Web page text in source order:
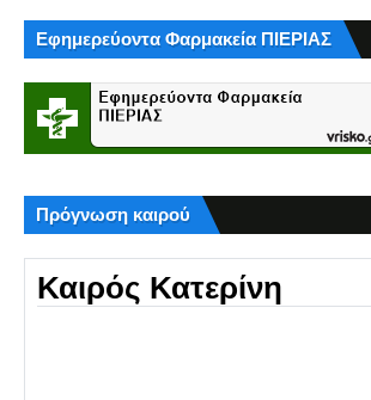
Εφημερεύοντα Φαρμακεία ΠΙΕΡΙΑΣ
Πρόγνωση καιρού
Καιρός Κατερίνη